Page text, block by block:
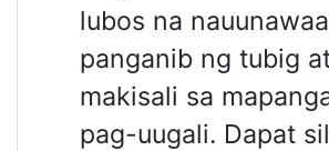
lubos na
panganib ng tubig
makisali sa
pag-uugali. Dapat